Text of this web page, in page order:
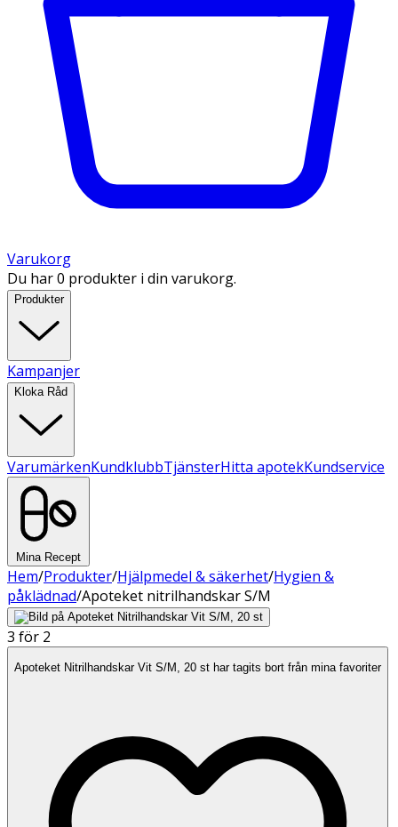
Varukorg
Du har 0 produkter i din varukorg.
Produkter
Kampanjer
Kloka Råd
VarumärkenKundklubbTjänsterHitta apotekKundservice
Mina Recept
Hem/Produkter/Hjälpmedel & säkerhet/Hygien &
påklädnad/Apoteket nitrilhandskar S/M
3 för 2
Apoteket Nitrilhandskar Vit S/M, 20 st har tagits bort från mina favoriter